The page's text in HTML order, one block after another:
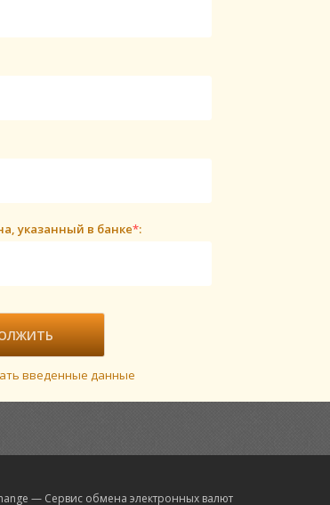
указанный в банке*:
введенные данные
— Сервис обмена электронных валют